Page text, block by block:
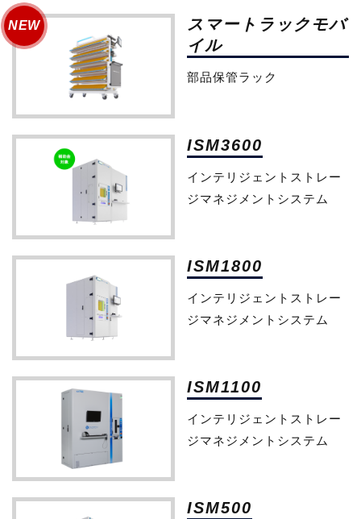
スマートラックモバ
イル
部品保管ラック
ISM3600
インテリジェントストレー
ジマネジメントシステム
ISM1800
インテリジェントストレー
ジマネジメントシステム
ISM1100
インテリジェントストレー
ジマネジメントシステム
ISM500